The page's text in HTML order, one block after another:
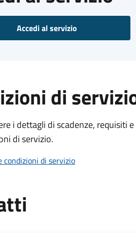
Accedi al servizio
di
i dettagli di scadenze,
di servizio.
condizioni di servizio